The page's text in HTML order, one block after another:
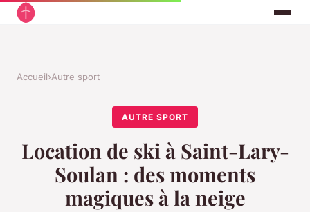
Accueil›Autre sport
AUTRE SPORT
Location de ski à Saint-Lary-
Soulan : des moments
magiques à la neige